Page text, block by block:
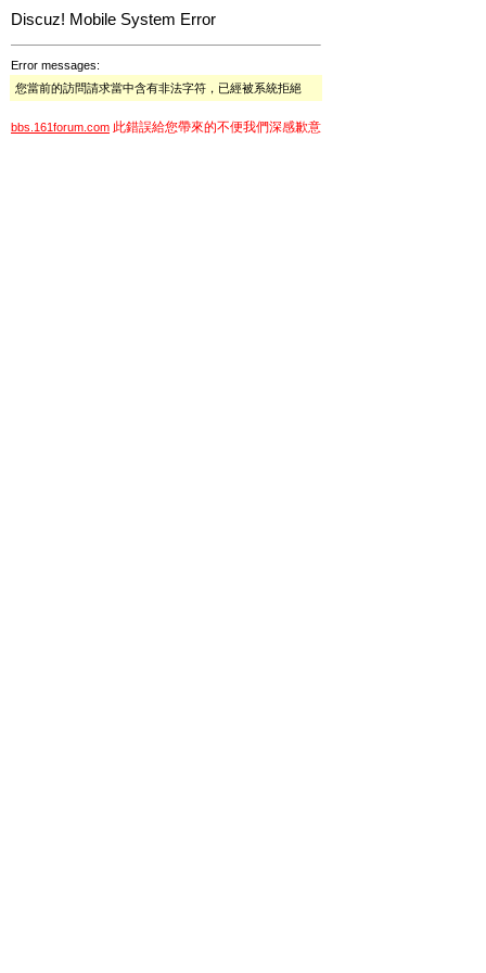
Discuz! Mobile System Error
Error messages:
您當前的訪問請求當中含有非法字符，已經被系統拒絕
bbs.161forum.com 此錯誤給您帶來的不便我們深感歉意